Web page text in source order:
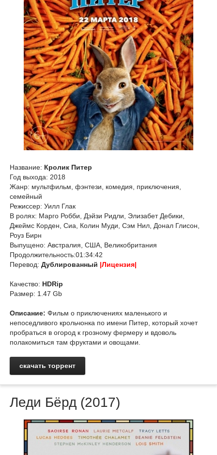
Название: Кролик Питер
Год выхода: 2018
Жанр: мультфильм, фэнтези, комедия, приключения,
семейный
Режиссер: Уилл Глак
В ролях: Марго Робби, Дэйзи Ридли, Элизабет Дебики,
Джеймс Корден, Сиа, Колин Муди, Сэм Нил, Донал Глисон,
Роуз Бирн
Выпущено: Австралия, США, Великобритания
Продолжительность:01:34:42
Перевод: Дублированный |Лицензия|
Качество: HDRip
Размер: 1.47 Gb
Описание: Фильм о приключениях маленького и
непоседливого крольчонка по имени Питер, который хочет
пробраться в огород к грозному фермеру и вдоволь
полакомиться там фруктами и овощами.
скачать торрент
Леди Бёрд (2017)